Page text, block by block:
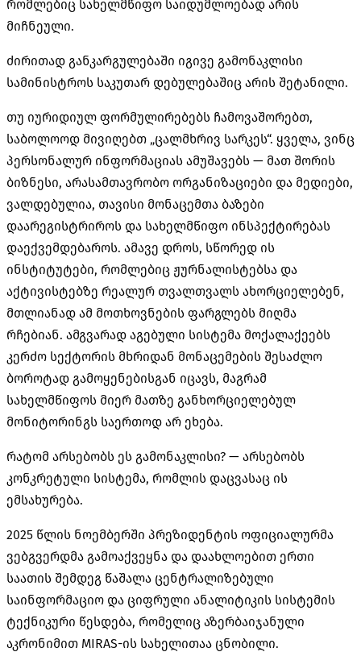
რომლებიც სახელმწიფო საიდუმლოებად არის
მიჩნეული.
ძირითად განკარგულებაში იგივე გამონაკლისი
სამინისტროს საკუთარ დებულებაშიც არის შეტანილი.
თუ იურიდიულ ფორმულირებებს ჩამოვაშორებთ,
საბოლოოდ მივიღებთ „ცალმხრივ სარკეს“. ყველა, ვინც
პერსონალურ ინფორმაციას ამუშავებს — მათ შორის
ბიზნესი, არასამთავრობო ორგანიზაციები და მედიები,
ვალდებულია, თავისი მონაცემთა ბაზები
დაარეგისტრიროს და სახელმწიფო ინსპექტირებას
დაექვემდებაროს. ამავე დროს, სწორედ ის
ინსტიტუტები, რომლებიც ჟურნალისტებსა და
აქტივისტებზე რეალურ თვალთვალს ახორციელებენ,
მთლიანად ამ მოთხოვნების ფარგლებს მიღმა
რჩებიან. ამგვარად აგებული სისტემა მოქალაქეებს
კერძო სექტორის მხრიდან მონაცემების შესაძლო
ბოროტად გამოყენებისგან იცავს, მაგრამ
სახელმწიფოს მიერ მათზე განხორციელებულ
მონიტორინგს საერთოდ არ ეხება.
რატომ არსებობს ეს გამონაკლისი? — არსებობს
კონკრეტული სისტემა, რომლის დაცვასაც ის
ემსახურება.
2025 წლის ნოემბერში პრეზიდენტის ოფიციალურმა
ვებგვერდმა გამოაქვეყნა და დაახლოებით ერთი
საათის შემდეგ წაშალა ცენტრალიზებული
საინფორმაციო და ციფრული ანალიტიკის სისტემის
ტექნიკური წესდება, რომელიც აზერბაიჯანული
აკრონიმით MIRAS-ის სახელითაა ცნობილი.